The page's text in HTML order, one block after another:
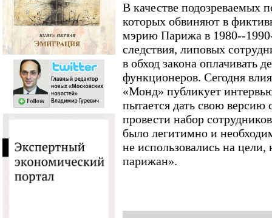
В качестве подозреваемых
которых обвиняют в
мэрию Парижа в 1980--
следствия, липовых
в обход закона оплачивать
функционеров. Сегодня
«Монд» публикует
пытается дать свою версию
провести набор
было легитимно и
не использовались на
парижан».